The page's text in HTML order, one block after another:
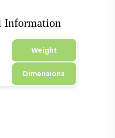
Information
Weight
Dimensions